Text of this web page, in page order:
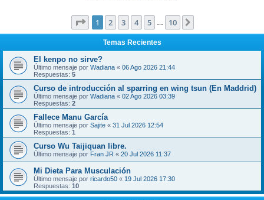
a
r
Página de 10
1 2 3 4 5 10
Temas Recientes
El kenpo no sirve?
Último mensaje por Wadiana « 06 Ago 2026 21:44
Respuestas: 5
Curso de introducción al sparring en wing tsun (En Maddrid)
Último mensaje por Wadiana « 02 Ago 2026 03:39
Respuestas: 2
Fallece Manu García
Último mensaje por Sajite « 31 Jul 2026 12:54
Respuestas: 1
Curso Wu Taijiquan libre.
Último mensaje por Fran JR « 20 Jul 2026 11:37
Mi Dieta Para Musculación
Último mensaje por ricardo50 « 19 Jul 2026 17:30
Respuestas: 10